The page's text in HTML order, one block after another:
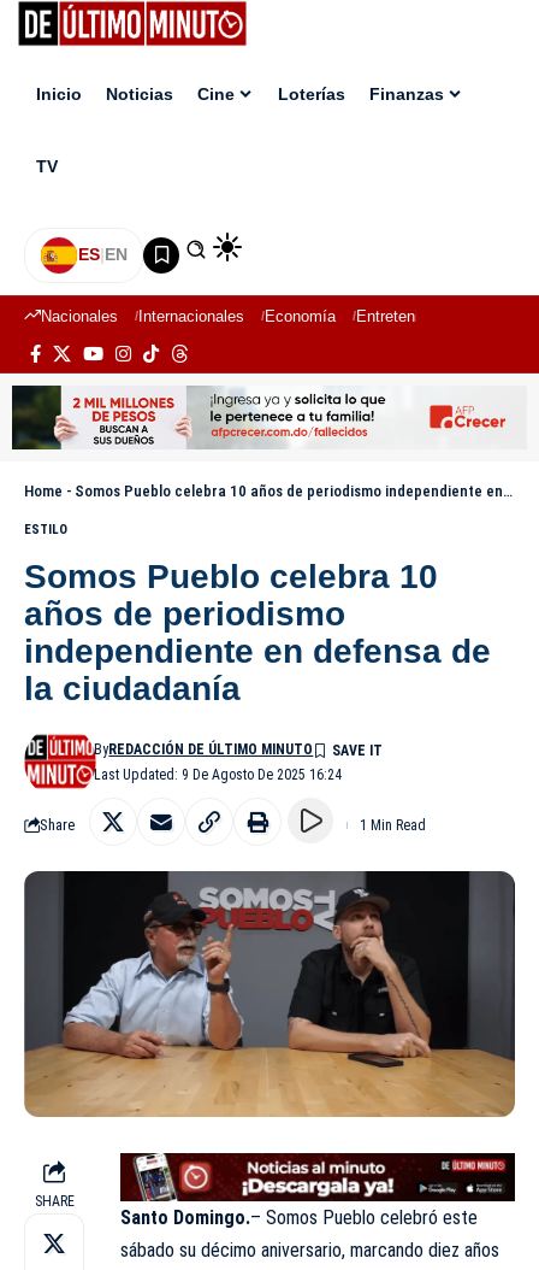
Inicio Noticias Cine Loterías Finanzas
TV
ES|EN
Nacionales Internacionales Economía Entretenimiento
Home - Somos Pueblo celebra 10 años de periodismo independiente en defensa de la ciudadanía
ESTILO
Somos Pueblo celebra 10
años de periodismo
independiente en defensa de
la ciudadanía
Last Updated: 9 De Agosto De 2025 16:24
ByREDACCIÓN DE ÚLTIMO MINUTO
Share 1 Min Read
SHARE
Santo Domingo.– Somos Pueblo celebró este
sábado su décimo aniversario, marcando diez años